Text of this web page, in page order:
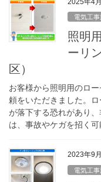
電気工
照明
ーリ
区）
お客様から照明用のロ
頼をいただきました。
が落下する恐れがあり
は、事故やケガを招く
2023年9
電気工